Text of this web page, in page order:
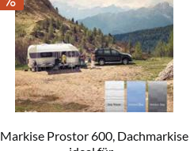
1.199,00 € *
Markise Prostor 600, Dachmarkise